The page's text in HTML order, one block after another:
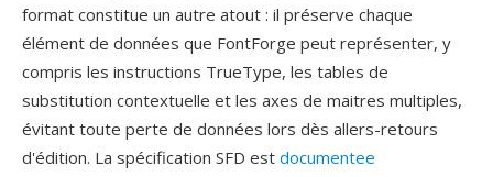
format constitue un autre atout : il préserve chaque
élément de données que FontForge peut représenter, y
compris les instructions TrueType, les tables de
substitution contextuelle et les axes de maitres multiples,
évitant toute perte de données lors dès allers-retours
d'édition. La spécification SFD est documentee